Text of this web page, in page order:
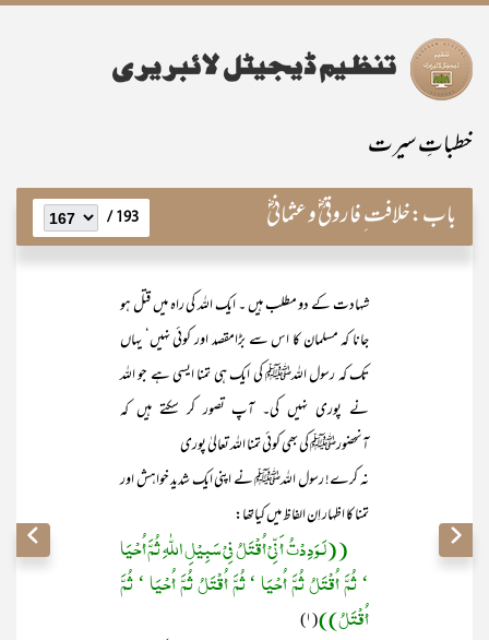
خطباتِ سیرت
باب:خلافت ِ فاروقیؓ و عثمانیؓ 193 /
شہادت کے دو مطلب ہیں ۔ ایک اللہ کی راہ میں قتل ہو
جانا کہ مسلمان کا اس سے بڑامقصد اور کوئی نہیں‘ یہاں
تک کہ رسول اللہﷺ کی ایک ہی تمنا ایسی ہے جو اللہ
نے پوری نہیں کی۔ آپ تصور کر سکتے ہیں کہ
آنحضورﷺ کی بھی کوئی تمنا اللہ تعالیٰ پوری
نہ کرے! رسول اللہﷺ نے اپنی ایک شدید خواہش اور
تمنا کا اظہار اِن الفاظ میں کیاتھا:
((لَـوَدِدْتُ أَ نِّیْ أُقْتَلُ فِیْ سَبِیْلِ اللّٰہِ ثُمَّ أُحْیَا
‘ ثُمَّ أُقْتَلُ ثُمَّ أُحْیَا ‘ ثُمَّ أُقْتَلُ ثُمَّ أُحْیَا ‘ ثُمَّ
أُقْتَلُ))(۱)